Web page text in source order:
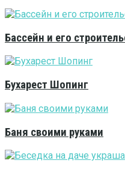
Бассейн и его
Бухарест Шопинг
Баня своими руками